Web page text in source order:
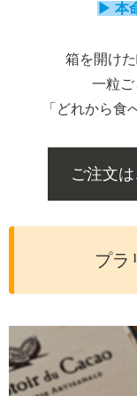
▶ 本
箱を開け
一粒ご
「どれから食
ご注文
プラ